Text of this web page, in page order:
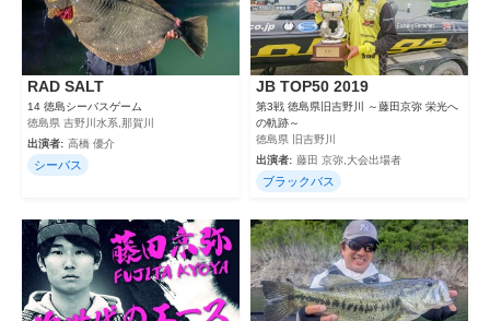
RAD SALT
14 徳島シーバスゲーム
徳島県 吉野川水系,那賀川
出演者: 高橋 優介
シーバス
JB TOP50 2019
第3戦 徳島県旧吉野川 ～藤田京弥 栄光へ
の軌跡～
徳島県 旧吉野川
出演者: 藤田 京弥,大会出場者
ブラックバス